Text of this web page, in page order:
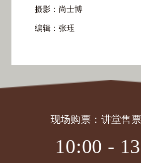
摄影：尚士博
编辑：张珏
现场购票：讲堂售
10:00 -